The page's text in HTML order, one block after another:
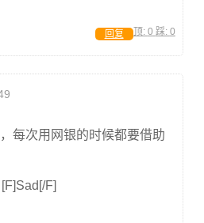
顶: 0 踩: 0
回复
每次用网银的时候都要借助
F]